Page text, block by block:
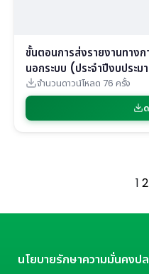
ขั้นตอนการส่งรายงานทาง
นอกระบบ (ประจำปีงบประ
จำนวนดาวน์โหลด 76 ครั้ง
1 2
นโยบายรักษาความมั่นคงป